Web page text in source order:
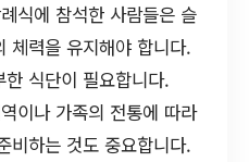
식에 참석한 사람들은 슬
체력을 유지해야 합니다.
식단이 필요합니다.
이나 가족의 전통에 따라
비하는 것도 중요합니다.